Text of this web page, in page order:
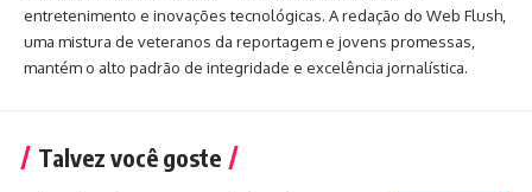
entretenimento e inovações tecnológicas. A redação do Web Flush,
uma mistura de veteranos da reportagem e jovens promessas,
mantém o alto padrão de integridade e excelência jornalística.
Talvez você goste